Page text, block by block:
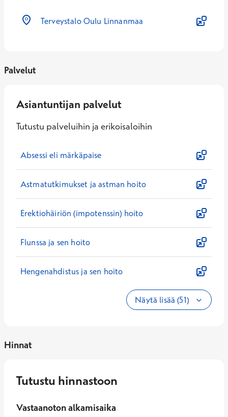
Terveystalo Oulu Linnanmaa
Palvelut
Asiantuntijan palvelut
Tutustu palveluihin ja erikoisaloihin
Absessi eli märkäpaise
Astmatutkimukset ja astman hoito
Erektiohäiriön (impotenssin) hoito
Flunssa ja sen hoito
Hengenahdistus ja sen hoito
Näytä lisää (51)
Hinnat
Tutustu hinnastoon
Vastaanoton alkamisaika